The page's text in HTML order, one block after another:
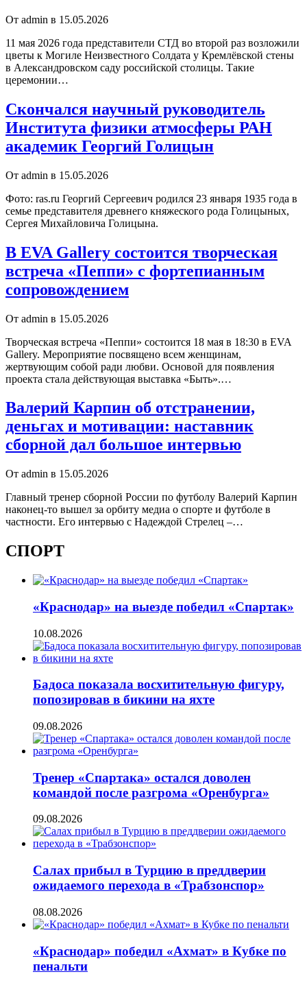
От admin в 15.05.2026
11 мая 2026 года представители СТД во второй раз возложили
цветы к Могиле Неизвестного Солдата у Кремлёвской стены
в Александровском саду российской столицы. Такие
церемонии…
Скончался научный руководитель
Института физики атмосферы РАН
академик Георгий Голицын
От admin в 15.05.2026
Фото: ras.ru Георгий Сергеевич родился 23 января 1935 года в
семье представителя древнего княжеского рода Голицыных,
Сергея Михайловича Голицына.
В EVA Gallery состоится творческая
встреча «Пеппи» с фортепианным
сопровождением
От admin в 15.05.2026
Творческая встреча «Пеппи» состоится 18 мая в 18:30 в EVA
Gallery. Мероприятие посвящено всем женщинам,
жертвующим собой ради любви. Основой для появления
проекта стала действующая выставка «Быть».…
Валерий Карпин об отстранении,
деньгах и мотивации: наставник
сборной дал большое интервью
От admin в 15.05.2026
Главный тренер сборной России по футболу Валерий Карпин
наконец-то вышел за орбиту медиа о спорте и футболе в
частности. Его интервью с Надеждой Стрелец –…
СПОРТ
«Краснодар» на выезде победил «Спартак»
10.08.2026
Бадоса показала восхитительную фигуру,
попозировав в бикини на яхте
09.08.2026
Тренер «Спартака» остался доволен
командой после разгрома «Оренбурга»
09.08.2026
Салах прибыл в Турцию в преддверии
ожидаемого перехода в «Трабзонспор»
08.08.2026
«Краснодар» победил «Ахмат» в Кубке по
пенальти